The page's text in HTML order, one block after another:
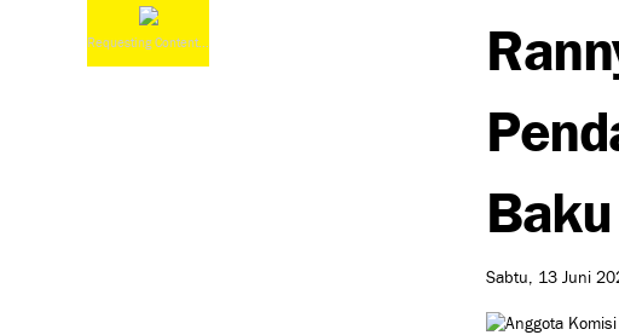
Requesting Content...
Sabtu, 13 Juni